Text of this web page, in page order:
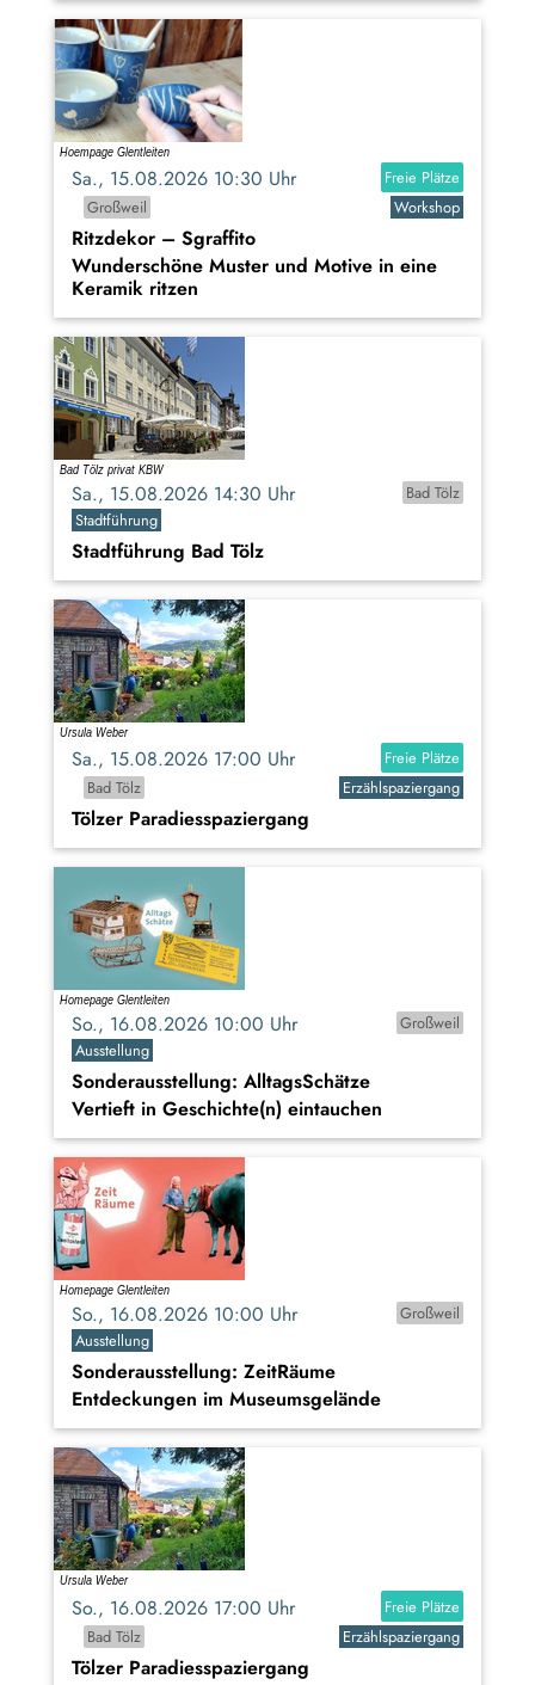
Sa., 15.08.2026 10:30 Uhr
Freie Plätze
Großweil
Workshop
Ritzdekor – Sgraffito
Wunderschöne Muster und Motive in eine
Keramik ritzen
Sa., 15.08.2026 14:30 Uhr
Bad Tölz
Stadtführung
Stadtführung Bad Tölz
Sa., 15.08.2026 17:00 Uhr
Freie Plätze
Bad Tölz
Erzählspaziergang
Tölzer Paradiesspaziergang
So., 16.08.2026 10:00 Uhr
Großweil
Ausstellung
Sonderausstellung: AlltagsSchätze
Vertieft in Geschichte(n) eintauchen
So., 16.08.2026 10:00 Uhr
Großweil
Ausstellung
Sonderausstellung: ZeitRäume
Entdeckungen im Museumsgelände
So., 16.08.2026 17:00 Uhr
Freie Plätze
Bad Tölz
Erzählspaziergang
Tölzer Paradiesspaziergang